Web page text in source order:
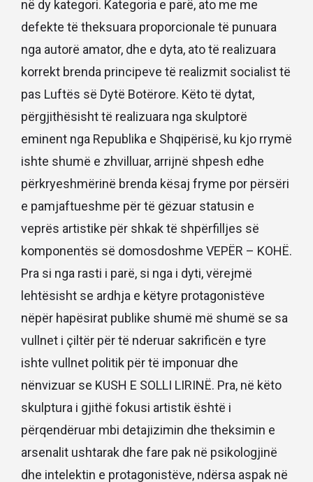
në dy kategori. Kategoria e parë, ato me me
defekte të theksuara proporcionale të punuara
nga autorë amator, dhe e dyta, ato të realizuara
korrekt brenda principeve të realizmit socialist të
pas Luftës së Dytë Botërore. Këto të dytat,
përgjithësisht të realizuara nga skulptorë
eminent nga Republika e Shqipërisë, ku kjo rrymë
ishte shumë e zhvilluar, arrijnë shpesh edhe
përkryeshmërinë brenda kësaj fryme por përsëri
e pamjaftueshme për të gëzuar statusin e
veprës artistike për shkak të shpërfilljes së
komponentës së domosdoshme VEPËR – KOHË.
Pra si nga rasti i parë, si nga i dyti, vërejmë
lehtësisht se ardhja e këtyre protagonistëve
nëpër hapësirat publike shumë më shumë se sa
vullnet i çiltër për të nderuar sakrificën e tyre
ishte vullnet politik për të imponuar dhe
nënvizuar se KUSH E SOLLI LIRINË. Pra, në këto
skulptura i gjithë fokusi artistik është i
përqendëruar mbi detajizimin dhe theksimin e
arsenalit ushtarak dhe fare pak në psikologjinë
dhe intelektin e protagonistëve, ndërsa aspak në